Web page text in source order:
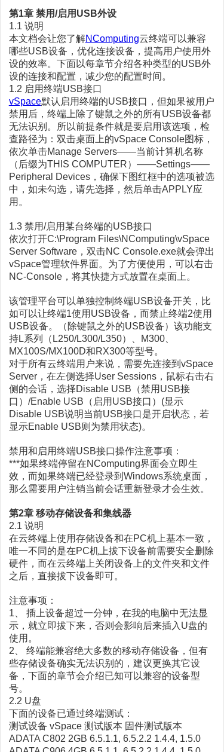
第1章 禁用/启用USB外设
1.1 说明
本文档会让您了解NComputing云终端可以兼容
哪些USB设备，优化连接设备，提高用户使用外
设的效率。下面以每章节介绍各种类型的USB外
设的连接和配置，减少您的配置时间。
1.2 启用终端USB接口
vSpace默认启用终端的USB接口，但如果被用户
禁用后，终端上除了键鼠之外的所有USB设备都
无法识别。所以前提条件就是要启用该选项，检
查路径为：双击桌面上的vSpace Console图标，
依次单击Manage Servers——当前计算机名称
（后缀为THIS COMPUTER）——Settings——
Peripheral Devices，确保下图红框中的选项被选
中，如未勾选，请先选择，然后单击APPLY应
用。
1.3 禁用/启用某台终端的USB接口
依次打开C:\Program Files\NComputing\vSpace
Server Software，双击NC Console.exe就会弹出
vSpace管理软件界面。为了方便使用，可以右击
NC-Console，将其快捷方式放置在桌面上。
该管理平台可以单独控制终端USB设备开关，比
如可以让终端1使用USB设备，而禁止终端2使用
USB设备。（除键鼠之外的USB设备）该功能支
持L系列（L250/L300/L350）、M300、
MX100S/MX100D和RX300等型号。
对于所有云终端用户来说，需要先连接到vSpace
Server，在左侧选择User Sessions，鼠标右击右
侧的会话，选择Disable USB（禁用USB接
口）/Enable USB（启用USB接口）(显示
Disable USB说明当前USB接口是开启状态，若
显示Enable USB则为禁用状态)。
禁用和启用终端USB接口操作注意事项：
***如果终端停留在NComputing界面会立即生
效，而如果终端已经登录到Windows系统桌面，
那么需要用户注销当前会话重新登录才会生效。
第2章 移动存储设备和集线器
2.1 说明
在云终端上使用存储设备和在PC机上基本一致，
唯一不同的是在PC机上拔下设备前需要安全删除
硬件，而在云终端上关闭设备上的文件夹和文件
之后，直接拔下设备即可。
注意事项：
1、 插上设备超过一分钟，在我的电脑中无法显
示，就立即拔下来，否则会影响后来插入U盘的
使用。
2、 终端能兼容绝大多数的移动存储设备，但有
些存储设备确实无法识别的，建议更换其它设
备，下面的章节会介绍已知可以兼容的设备型
号。
2.2 U盘
下面的设备已通过终端测试：
测试设备 vSpace 测试版本 固件测试版本
ADATA C802 2GB 6.5.1.1, 6.5.2.2 1.4.4, 1.5.0